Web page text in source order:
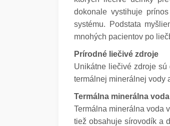
dokonale vystihuje
systému. Podstata
mnohých pacientov po
Prírodné liečivé zdroje
Unikátne liečivé zdroje
termálnej minerálnej vody
Termálna minerálna voda
Termálna minerálna voda
tiež obsahuje sírovodík a